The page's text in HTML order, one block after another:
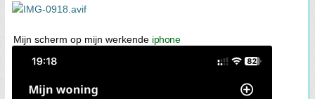
Mijn scherm op mijn werkende iphone